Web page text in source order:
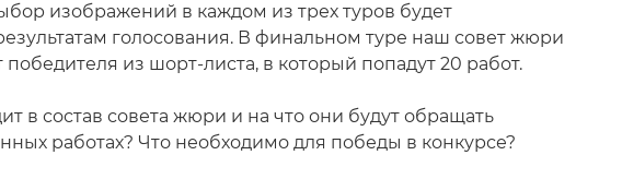
изображений в каждом из трех туров будет
голосования. В финальном туре наш совет жюри
из шорт-листа, в который попадут 20 работ.
в состав совета жюри и на что они будут обращать
работах? Что необходимо для победы в конкурсе?